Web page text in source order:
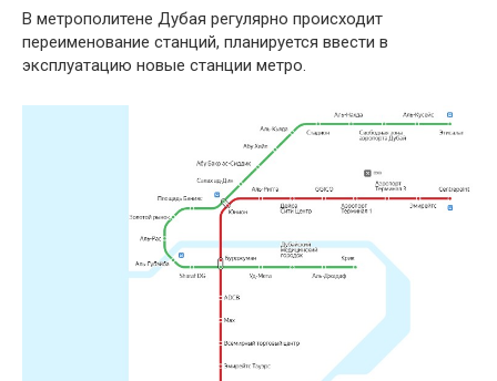
В метрополитене Дубая регулярно происходит
переименование станций, планируется ввести в
эксплуатацию новые станции метро.